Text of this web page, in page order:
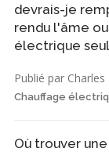
devrais-je
rendu l'âme
électrique
Publié par Charles
Chauffage
Où trouver